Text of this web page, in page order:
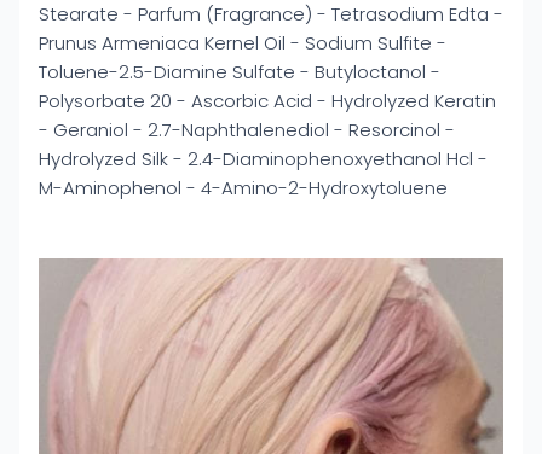
Stearate - Parfum (Fragrance) - Tetrasodium Edta -
Prunus Armeniaca Kernel Oil - Sodium Sulfite -
Toluene-2.5-Diamine Sulfate - Butyloctanol -
Polysorbate 20 - Ascorbic Acid - Hydrolyzed Keratin
- Geraniol - 2.7-Naphthalenediol - Resorcinol -
Hydrolyzed Silk - 2.4-Diaminophenoxyethanol Hcl -
M-Aminophenol - 4-Amino-2-Hydroxytoluene